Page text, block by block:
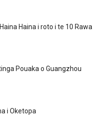
Haina i roto i te 10 Rawa
Pouaka o Guangzhou
i Oketopa